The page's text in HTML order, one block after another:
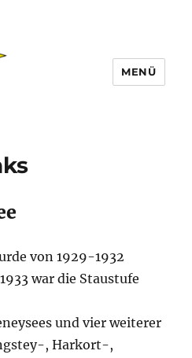
MENÜ
von 1929-1932
war die Staustufe
und vier weiterer
, Harkort-,